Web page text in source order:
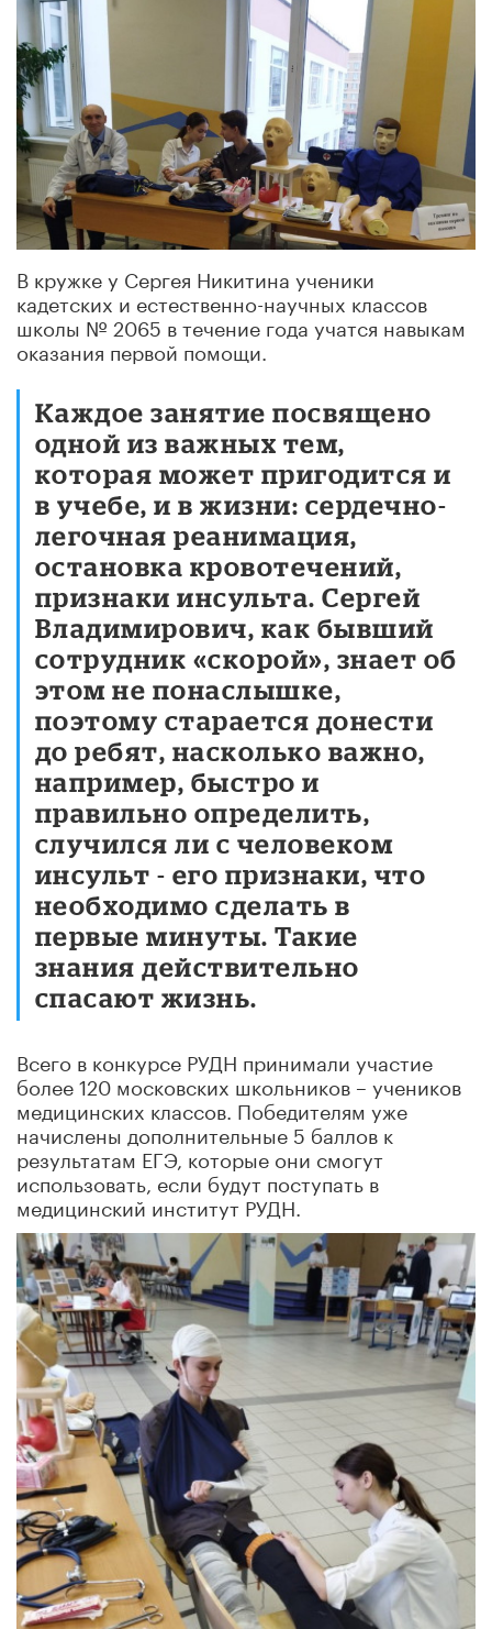
В кружке у Сергея Никитина ученики
кадетских и естественно-научных классов
школы № 2065 в течение года учатся навыкам
оказания первой помощи.
Каждое занятие посвящено
одной из важных тем,
которая может пригодится и
в учебе, и в жизни: сердечно-
легочная реанимация,
остановка кровотечений,
признаки инсульта. Сергей
Владимирович, как бывший
сотрудник «скорой», знает об
этом не понаслышке,
поэтому старается донести
до ребят, насколько важно,
например, быстро и
правильно определить,
случился ли с человеком
инсульт - его признаки, что
необходимо сделать в
первые минуты. Такие
знания действительно
спасают жизнь.
Всего в конкурсе РУДН принимали участие
более 120 московских школьников – учеников
медицинских классов. Победителям уже
начислены дополнительные 5 баллов к
результатам ЕГЭ, которые они смогут
использовать, если будут поступать в
медицинский институт РУДН.